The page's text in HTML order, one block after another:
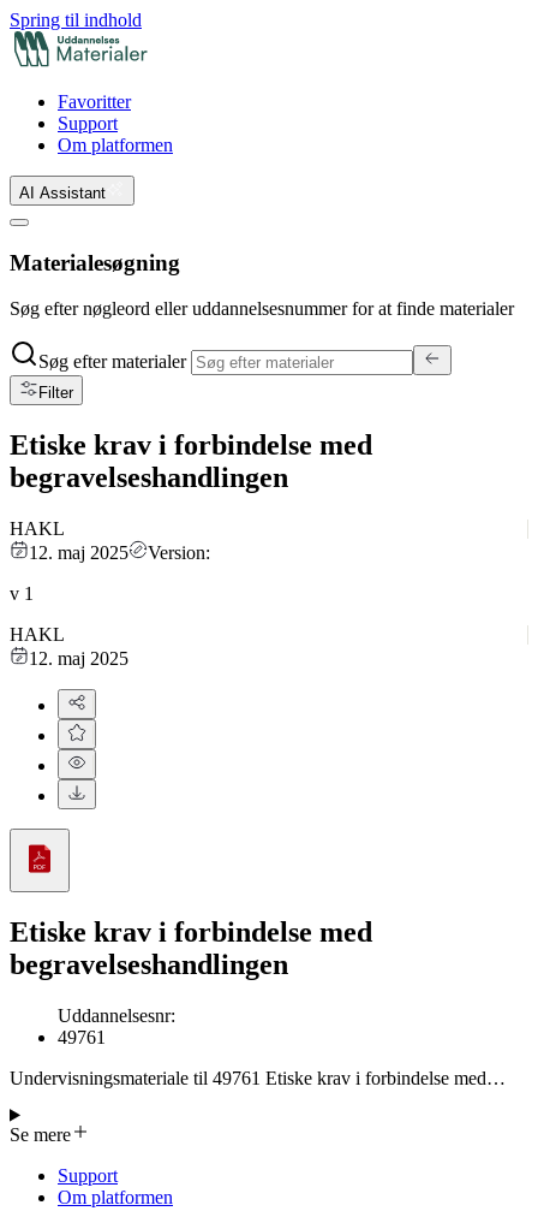
Spring til indhold
Favoritter
Support
Om platformen
AI Assistant
Materialesøgning
Søg efter nøgleord eller uddannelsesnummer for at finde materialer
Søg efter materialer
Filter
Etiske krav i forbindelse med
begravelseshandlingen
HAKL
12. maj 2025
Version:
v 1
HAKL
12. maj 2025
Etiske krav i forbindelse med
begravelseshandlingen
Uddannelsesnr:
49761
Undervisningsmateriale til 49761 Etiske krav i forbindelse med
temaer: 1) Etiske beslutningsprocesser og konfliktløsning i
begravelsestjenester. 2) En gennemgang af dansk lovgivning og de
specifikke etiske retningslinjer, herunder praktiske case‑analyser for
at anvende reglerne korrekt. 3) Sorgforståelse og støtte til pårørende,
hvor deltagerne lærer at identificere sorgfaser og udvikle
Se mere
Support
Om platformen